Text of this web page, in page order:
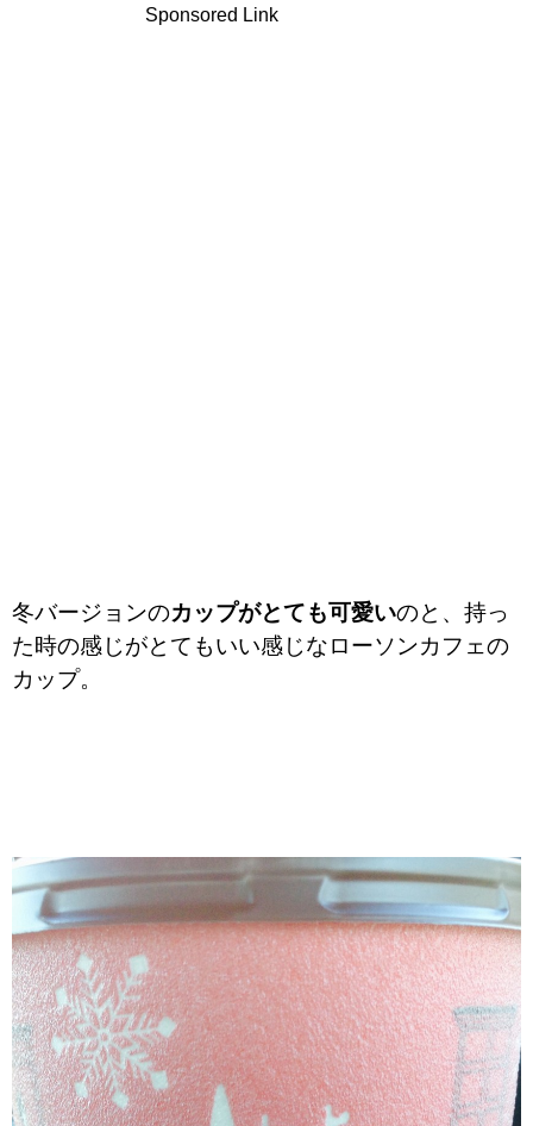
Sponsored Link
冬バージョンのカップがとても可愛いのと、持っ
た時の感じがとてもいい感じなローソンカフェの
カップ。